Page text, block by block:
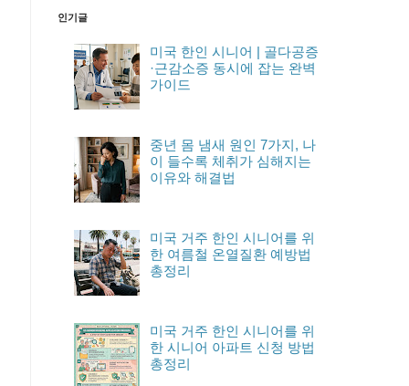
인기글
미국 한인 시니어 | 골다공증
·근감소증 동시에 잡는 완벽
가이드
중년 몸 냄새 원인 7가지, 나
이 들수록 체취가 심해지는
이유와 해결법
미국 거주 한인 시니어를 위
한 여름철 온열질환 예방법
총정리
미국 거주 한인 시니어를 위
한 시니어 아파트 신청 방법
총정리